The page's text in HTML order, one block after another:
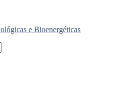
e Bioenergéticas